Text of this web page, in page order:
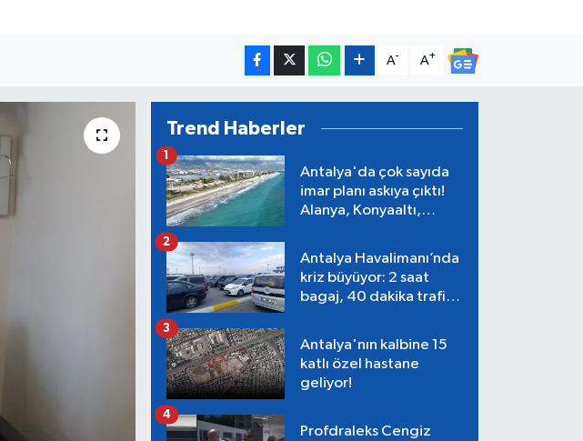
A- A+
Trend Haberler
Antalya'da çok sayıda
imar planı askıya çıktı!
Alanya, Konyaaltı,
1
Antalya Havalimanı’nda
kriz büyüyor: 2 saat
bagaj, 40 dakika trafik,
2
Antalya'nın kalbine 15
katlı özel hastane
geliyor!
3
Profdraleks Cengiz
4